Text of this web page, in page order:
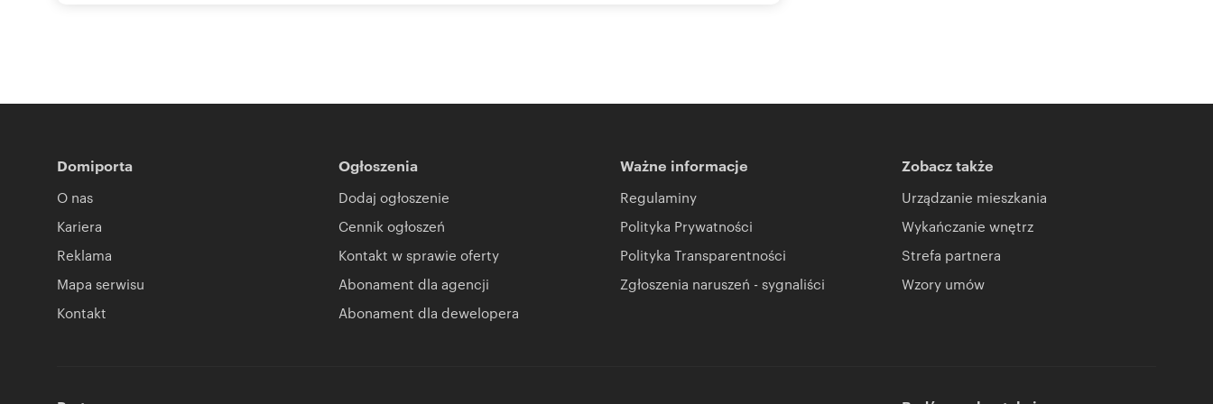
Domiporta
O nas
Kariera
Reklama
Mapa serwisu
Kontakt
Ogłoszenia
Dodaj ogłoszenie
Cennik ogłoszeń
Kontakt w sprawie oferty
Abonament dla agencji
Abonament dla dewelopera
Ważne informacje
Regulaminy
Polityka Prywatności
Polityka Transparentności
Zgłoszenia naruszeń - sygnaliści
Zobacz także
Urządzanie mieszkania
Wykańczanie wnętrz
Strefa partnera
Wzory umów